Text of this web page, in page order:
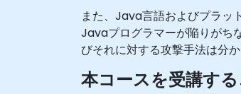
また、Java言語およびプラッ
Javaプログラマーが陥りがち
びそれに対する攻撃手法は分
本コースを受講す